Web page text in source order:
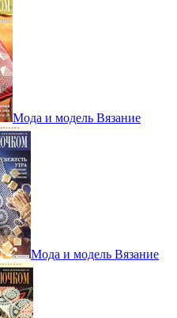
Мода и модель Вязание
Мода и модель Вязание